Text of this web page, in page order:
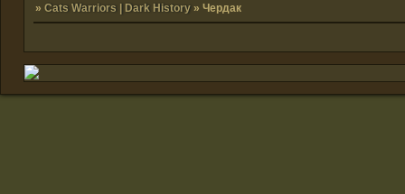
»Cats Warriors | Dark History »Чердак